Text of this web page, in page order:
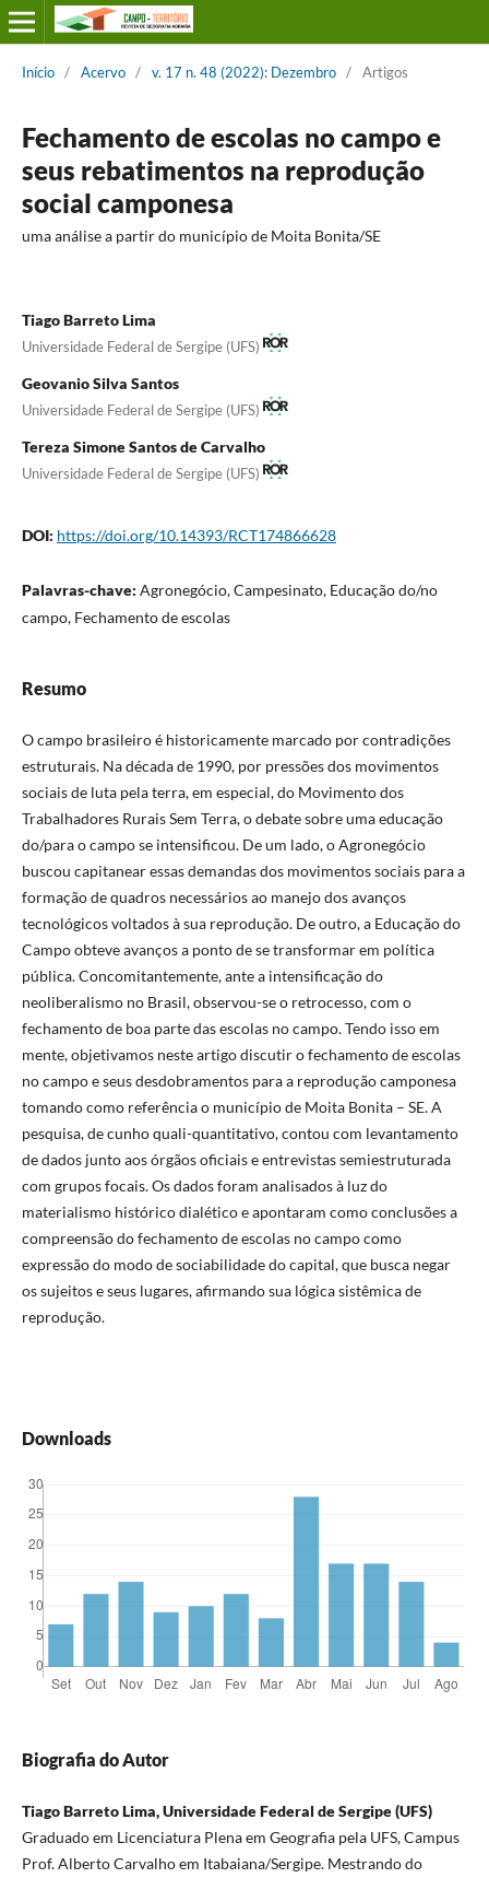
Início / Acervo / v. 17 n. 48 (2022): Dezembro / Artigos
Fechamento de escolas no campo e
seus rebatimentos na reprodução
social camponesa
uma análise a partir do município de Moita Bonita/SE
Tiago Barreto Lima
Universidade Federal de Sergipe (UFS)
Geovanio Silva Santos
Universidade Federal de Sergipe (UFS)
Tereza Simone Santos de Carvalho
Universidade Federal de Sergipe (UFS)
DOI: https://doi.org/10.14393/RCT174866628
Palavras-chave: Agronegócio, Campesinato, Educação do/no
campo, Fechamento de escolas
Resumo
O campo brasileiro é historicamente marcado por contradições
estruturais. Na década de 1990, por pressões dos movimentos
sociais de luta pela terra, em especial, do Movimento dos
Trabalhadores Rurais Sem Terra, o debate sobre uma educação
do/para o campo se intensificou. De um lado, o Agronegócio
buscou capitanear essas demandas dos movimentos sociais para a
formação de quadros necessários ao manejo dos avanços
tecnológicos voltados à sua reprodução. De outro, a Educação do
Campo obteve avanços a ponto de se transformar em política
pública. Concomitantemente, ante a intensificação do
neoliberalismo no Brasil, observou-se o retrocesso, com o
fechamento de boa parte das escolas no campo. Tendo isso em
mente, objetivamos neste artigo discutir o fechamento de escolas
no campo e seus desdobramentos para a reprodução camponesa
tomando como referência o município de Moita Bonita – SE. A
pesquisa, de cunho quali-quantitativo, contou com levantamento
de dados junto aos órgãos oficiais e entrevistas semiestruturada
com grupos focais. Os dados foram analisados à luz do
materialismo histórico dialético e apontaram como conclusões a
compreensão do fechamento de escolas no campo como
expressão do modo de sociabilidade do capital, que busca negar
os sujeitos e seus lugares, afirmando sua lógica sistêmica de
reprodução.
Downloads
Biografia do Autor
Tiago Barreto Lima, Universidade Federal de Sergipe (UFS)
Graduado em Licenciatura Plena em Geografia pela UFS, Campus
Prof. Alberto Carvalho em Itabaiana/Sergipe. Mestrando do